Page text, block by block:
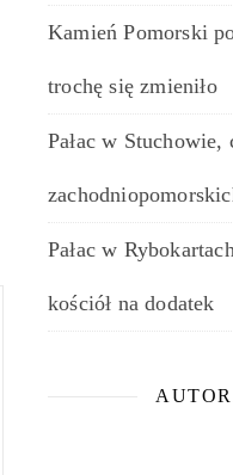
Kamień Pomorski
trochę się zmieniło
Pałac w
Pałac w
kościół na dodatek